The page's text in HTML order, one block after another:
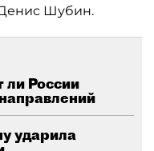
Денис Шубин.
России
ударила